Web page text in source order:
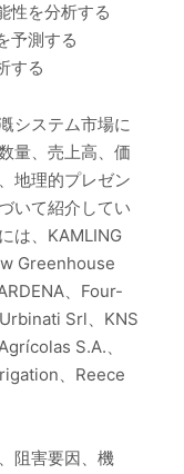
性を分析する
予測する
する
システム市場に
量、売上高、価
地理的プレゼン
いて紹介してい
は、KAMLING
Greenhouse
、Four-
Srl、KNS
S.A.、
、Reece
阻害要因、機